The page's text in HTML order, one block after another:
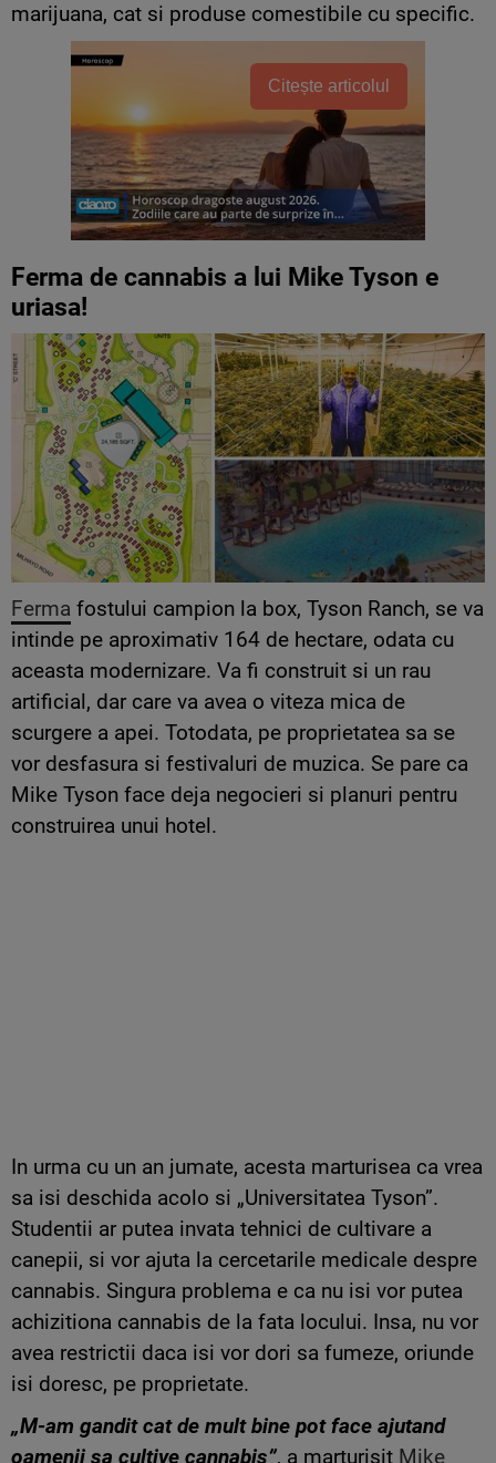
marijuana, cat si produse comestibile cu specific.
Citește articolul
Ferma de cannabis a lui Mike Tyson e
uriasa!
Ferma fostului campion la box, Tyson Ranch, se va
intinde pe aproximativ 164 de hectare, odata cu
aceasta modernizare. Va fi construit si un rau
artificial, dar care va avea o viteza mica de
scurgere a apei. Totodata, pe proprietatea sa se
vor desfasura si festivaluri de muzica. Se pare ca
Mike Tyson face deja negocieri si planuri pentru
construirea unui hotel.
In urma cu un an jumate, acesta marturisea ca vrea
sa isi deschida acolo si „Universitatea Tyson”.
Studentii ar putea invata tehnici de cultivare a
canepii, si vor ajuta la cercetarile medicale despre
cannabis. Singura problema e ca nu isi vor putea
achizitiona cannabis de la fata locului. Insa, nu vor
avea restrictii daca isi vor dori sa fumeze, oriunde
isi doresc, pe proprietate.
„M-am gandit cat de mult bine pot face ajutand
oamenii sa cultive cannabis”, a marturisit Mike